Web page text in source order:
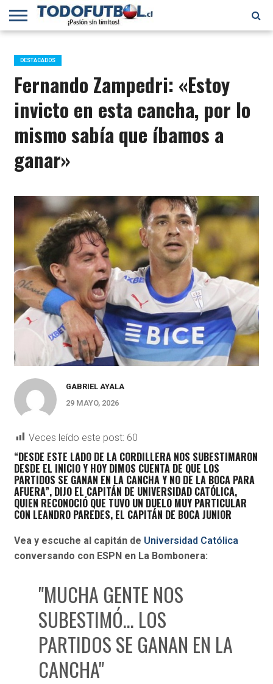
PRIMERA
B
SELECCIÓN
CHILENA
CHILENOS
EN EL
MUNDO
FÚTBOL
INTERNACIONAL
DESTACADOS
Fernando Zampedri: «Estoy
invicto en esta cancha, por lo
mismo sabía que íbamos a
ganar»
GABRIEL AYALA
29 MAYO, 2026
Veces leído este post: 60
“DESDE ESTE LADO DE LA CORDILLERA NOS SUBESTIMARON
DESDE EL INICIO Y HOY DIMOS CUENTA DE QUE LOS
PARTIDOS SE GANAN EN LA CANCHA Y NO DE LA BOCA PARA
AFUERA”, DIJO EL CAPITÁN DE UNIVERSIDAD CATÓLICA,
QUIEN RECONOCIÓ QUE TUVO UN DUELO MUY PARTICULAR
CON LEANDRO PAREDES, EL CAPITÁN DE BOCA JUNIOR
Vea y escuche al capitán de Universidad Católica
conversando con ESPN en La Bombonera:
"MUCHA GENTE NOS
SUBESTIMÓ… LOS
PARTIDOS SE GANAN EN LA
CANCHA"